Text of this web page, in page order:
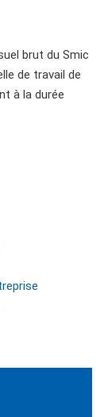
brut du Smic
de travail de
à la durée